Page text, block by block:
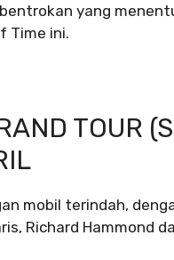
bentrokan yang
Time ini.
TOUR
mobil terindah,
Richard Hammond